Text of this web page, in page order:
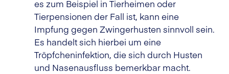
es zum Beispiel in Tierheimen oder
Tierpensionen der Fall ist, kann eine
Impfung gegen Zwingerhusten sinnvoll sein.
Es handelt sich hierbei um eine
Tröpfcheninfektion, die sich durch Husten
und Nasenausfluss bemerkbar macht.